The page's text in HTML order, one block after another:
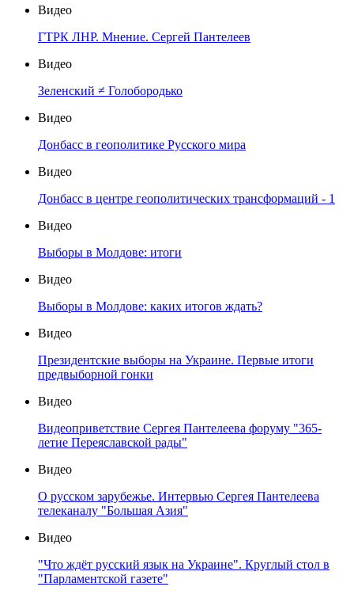
Видео
ГТРК ЛНР. Мнение. Сергей Пантелеев
Видео
Зеленский ≠ Голобородько
Видео
Донбасс в геополитике Русского мира
Видео
Донбасс в центре геополитических трансформаций - 1
Видео
Выборы в Молдове: итоги
Видео
Выборы в Молдове: каких итогов ждать?
Видео
Президентские выборы на Украине. Первые итоги
предвыборной гонки
Видео
Видеоприветствие Сергея Пантелеева форуму "365-
летие Переяславской рады"
Видео
О русском зарубежье. Интервью Сергея Пантелеева
телеканалу "Большая Азия"
Видео
"Что ждёт русский язык на Украине". Круглый стол в
"Парламентской газете"